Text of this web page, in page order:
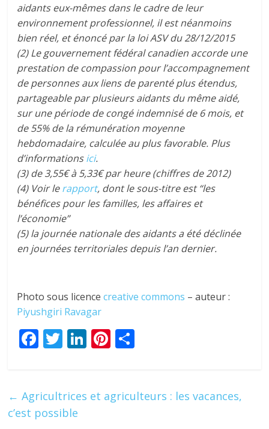
aidants eux-mêmes dans le cadre de leur
environnement professionnel, il est néanmoins
bien réel, et énoncé par la loi ASV du 28/12/2015
(2) Le gouvernement fédéral canadien accorde une
prestation de compassion pour l’accompagnement
de personnes aux liens de parenté plus étendus,
partageable par plusieurs aidants du même aidé,
sur une période de congé indemnisé de 6 mois, et
de 55% de la rémunération moyenne
hebdomadaire, calculée au plus favorable. Plus
d’informationsici.
(3) de 3,55€ à 5,33€ par heure (chiffres de 2012)
(4) Voir lerapport, dont le sous-titre est “les
bénéfices pour les familles, les affaires et
l’économie”
(5) la journée nationale des aidants a été déclinée
en journées territoriales depuis l’an dernier.
Photo sous licencecreative commons – auteur :
Piyushgiri Ravagar
F
ac
b
o
T
w
er
Li
n
e
Pi
nt
e g
← Agricultrices et agriculteurs : les vacances,
c’est possible